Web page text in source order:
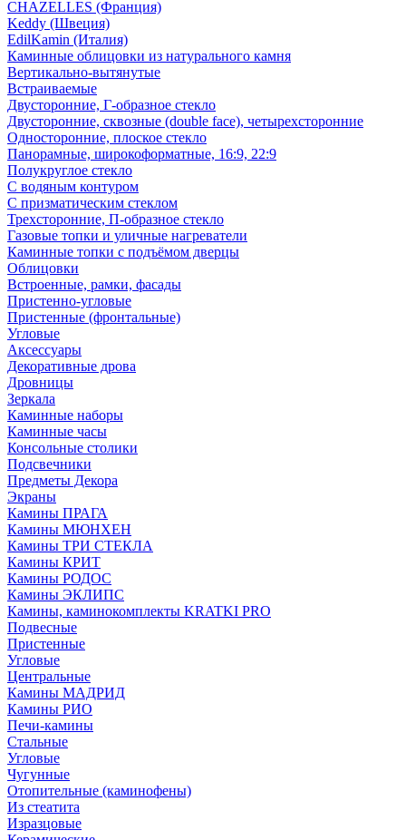
CHAZELLES (Франция)
Keddy (Швеция)
EdilKamin (Италия)
Каминные облицовки из натурального камня
Вертикально-вытянутые
Встраиваемые
Двусторонние, Г-образное стекло
Двусторонние, сквозные (double face), четырехсторонние
Односторонние, плоское стекло
Панорамные, широкоформатные, 16:9, 22:9
Полукруглое стекло
С водяным контуром
С призматическим стеклом
Трехсторонние, П-образное стекло
Газовые топки и уличные нагреватели
Каминные топки с подъёмом дверцы
Облицовки
Встроенные, рамки, фасады
Пристенно-угловые
Пристенные (фронтальные)
Угловые
Аксессуары
Декоративные дрова
Дровницы
Зеркала
Каминные наборы
Каминные часы
Консольные столики
Подсвечники
Предметы Декора
Экраны
Камины ПРАГА
Камины МЮНХЕН
Камины ТРИ СТЕКЛА
Камины КРИТ
Камины РОДОС
Камины ЭКЛИПС
Камины, каминокомплекты KRATKI PRO
Подвесные
Пристенные
Угловые
Центральные
Камины МАДРИД
Камины РИО
Печи-камины
Стальные
Угловые
Чугунные
Отопительные (каминофены)
Из стеатита
Изразцовые